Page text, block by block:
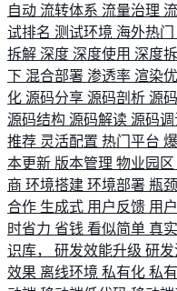
自动 流转体系 流量治理
试排名 测试环境 海外热门
拆解 深度 深度使用 深度
下 混合部署 渗透率 渲染
化 源码分享 源码剖析 源
源码结构 源码解读 源码调
推荐 灵活配置 热门平台
本更新 版本管理 物业园区
商 环境搭建 环境部署 瓶
合作 生成式 用户反馈 用
时省力 省钱 看似简单 真
识库， 研发效能升级 研发
效果 离线环境 私有化 私